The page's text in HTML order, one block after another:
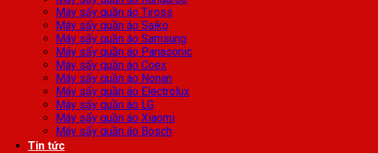
Máy sấy quần áo Tiross
Máy sấy quần áo Saiko
Máy sấy quần áo Samsung
Máy sấy quần áo Panasonic
Máy sấy quần áo Coex
Máy sấy quần áo Nonan
Máy sấy quần áo Electrolux
Máy sấy quần áo LG
Máy sấy quần áo Xiaomi
Máy sấy quần áo Bosch
Tin tức